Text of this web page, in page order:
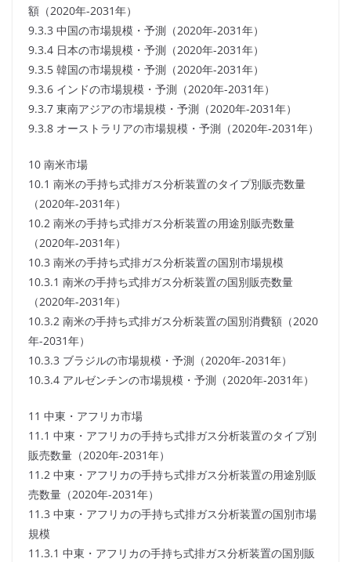
額（2020年-2031年）
9.3.3 中国の市場規模・予測（2020年-2031年）
9.3.4 日本の市場規模・予測（2020年-2031年）
9.3.5 韓国の市場規模・予測（2020年-2031年）
9.3.6 インドの市場規模・予測（2020年-2031年）
9.3.7 東南アジアの市場規模・予測（2020年-2031年）
9.3.8 オーストラリアの市場規模・予測（2020年-2031年）
10 南米市場
10.1 南米の手持ち式排ガス分析装置のタイプ別販売数量
（2020年-2031年）
10.2 南米の手持ち式排ガス分析装置の用途別販売数量
（2020年-2031年）
10.3 南米の手持ち式排ガス分析装置の国別市場規模
10.3.1 南米の手持ち式排ガス分析装置の国別販売数量
（2020年-2031年）
10.3.2 南米の手持ち式排ガス分析装置の国別消費額（2020
年-2031年）
10.3.3 ブラジルの市場規模・予測（2020年-2031年）
10.3.4 アルゼンチンの市場規模・予測（2020年-2031年）
11 中東・アフリカ市場
11.1 中東・アフリカの手持ち式排ガス分析装置のタイプ別
販売数量（2020年-2031年）
11.2 中東・アフリカの手持ち式排ガス分析装置の用途別販
売数量（2020年-2031年）
11.3 中東・アフリカの手持ち式排ガス分析装置の国別市場
規模
11.3.1 中東・アフリカの手持ち式排ガス分析装置の国別販